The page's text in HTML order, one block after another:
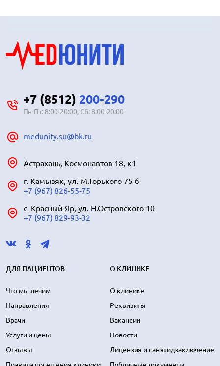
+7 (8512) 200-290
Пн-Пт: 8:00-20:00, Сб: 8:00-20:00
medunity.su@bk.ru
Астрахань, Космонавтов 18, к1
г. Камызяк, ул. М.Горького 75 б
+7 (967) 826-55-75
с. Красный Яр, ул. Н.Островского 10
+7 (967) 829-93-32
ДЛЯ ПАЦИЕНТОВ
Что мы лечим
Направления
Врачи
Услуги и цены
Отзывы
О КЛИНИКЕ
О клинике
Реквизиты
Вакансии
Новости
Лицензия и санэпидзаключение